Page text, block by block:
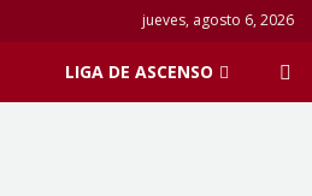
jueves, agosto 6, 2026
LIGA DE ASCENSO